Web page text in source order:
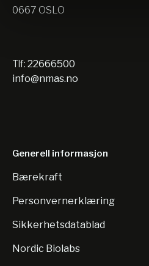
0667 OSLO
Tlf: 22666500
info@nmas.no
Generell informasjon
Bærekraft
Personvernerklæring
Sikkerhetsdatablad
Nordic Biolabs